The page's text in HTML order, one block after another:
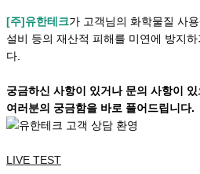
[주]유한테크가 고객님의 화학물질 사
설비 등의 재산적 피해를 미연에 방지
다.
궁금하신 사항이 있거나 문의 사항이
여러분의 궁금함을 바로 풀어드립니다.
LIVE TEST